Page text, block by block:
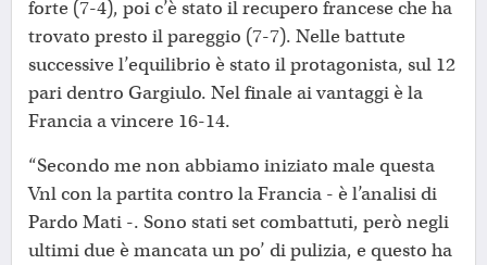
forte (7-4), poi c’è stato il recupero francese che ha
trovato presto il pareggio (7-7). Nelle battute
successive l’equilibrio è stato il protagonista, sul 12
pari dentro Gargiulo. Nel finale ai vantaggi è la
Francia a vincere 16-14.
“Secondo me non abbiamo iniziato male questa
Vnl con la partita contro la Francia - è l’analisi di
Pardo Mati -. Sono stati set combattuti, però negli
ultimi due è mancata un po’ di pulizia, e questo ha